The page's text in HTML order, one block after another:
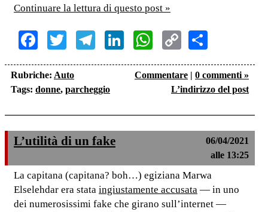
Continuare la lettura di questo post »
Facebook
TwitterTelegram
LinkedInWhatsApp
Copy
Link
Rubriche: Auto
Tags: donne, parcheggio
Commentare | 0 commenti »
L’indirizzo del post
L’utilità di un fake
06/04/2021
alle 13:25
La capitana (capitana? boh…) egiziana Marwa
Elselehdar era stata ingiustamente accusata — in uno
dei numerosissimi fake che girano sull’internet —